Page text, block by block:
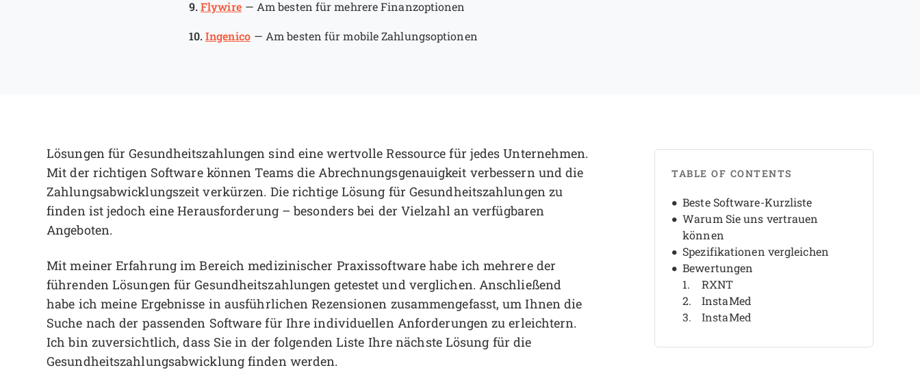
9.Flywire — Am besten für mehrere Finanzoptionen
10.Ingenico — Am besten für mobile Zahlungsoptionen
Lösungen für Gesundheitszahlungen sind eine wertvolle Ressource für jedes Unternehmen.
Mit der richtigen Software können Teams die Abrechnungsgenauigkeit verbessern und die
Zahlungsabwicklungszeit verkürzen. Die richtige Lösung für Gesundheitszahlungen zu
finden ist jedoch eine Herausforderung – besonders bei der Vielzahl an verfügbaren
Angeboten.
Mit meiner Erfahrung im Bereich medizinischer Praxissoftware habe ich mehrere der
führenden Lösungen für Gesundheitszahlungen getestet und verglichen. Anschließend
habe ich meine Ergebnisse in ausführlichen Rezensionen zusammengefasst, um Ihnen die
Suche nach der passenden Software für Ihre individuellen Anforderungen zu erleichtern.
Ich bin zuversichtlich, dass Sie in der folgenden Liste Ihre nächste Lösung für die
Gesundheitszahlungsabwicklung finden werden.
TABLE OF CONTENTS
Beste Software-Kurzliste
Warum Sie uns vertrauen
können
Spezifikationen vergleichen
Bewertungen
RXNT
InstaMed
InstaMed
Elavon